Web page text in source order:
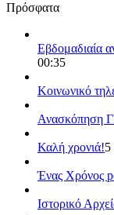
Πρόσφατα
Εβδομαδιαία
00:35
Κοινωνικό
Ανασκόπηση
Καλή χρονιά!5
Ένας Χρόνος
Ιστορικό